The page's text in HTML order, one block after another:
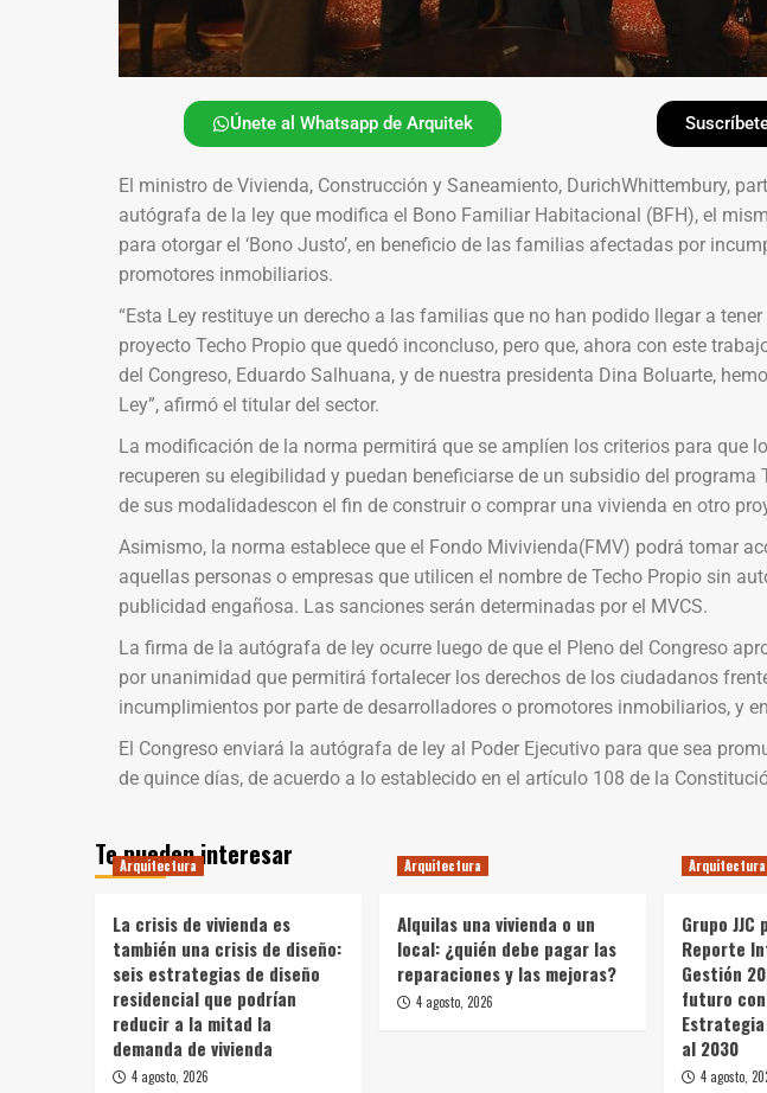
Únete al Whatsapp de Arquitek
El ministro de Vivienda, Construcción y Saneamiento, DurichWhittembury,
autógrafa de la ley que modifica el Bono Familiar Habitacional (BFH), el
para otorgar el ‘Bono Justo’, en beneficio de las familias afectadas por
promotores inmobiliarios.
“Esta Ley restituye un derecho a las familias que no han podido llegar a
proyecto Techo Propio que quedó inconcluso, pero que, ahora con este
del Congreso, Eduardo Salhuana, y de nuestra presidenta Dina Boluarte,
Ley”, afirmó el titular del sector.
La modificación de la norma permitirá que se amplíen los criterios para que
recuperen su elegibilidad y puedan beneficiarse de un subsidio del programa
de sus modalidadescon el fin de construir o comprar una vivienda en otro
Asimismo, la norma establece que el Fondo Mivivienda(FMV) podrá tomar
aquellas personas o empresas que utilicen el nombre de Techo Propio sin
publicidad engañosa. Las sanciones serán determinadas por el MVCS.
La firma de la autógrafa de ley ocurre luego de que el Pleno del Congreso
por unanimidad que permitirá fortalecer los derechos de los ciudadanos
incumplimientos por parte de desarrolladores o promotores inmobiliarios, y
El Congreso enviará la autógrafa de ley al Poder Ejecutivo para que sea
de quince días, de acuerdo a lo establecido en el artículo 108 de la
Te pueden interesar
Arquitectura
La crisis de vivienda es
también una crisis de diseño:
seis estrategias de diseño
residencial que podrían
reducir a la mitad la
demanda de vivienda
4 agosto, 2026
Arquitectura
Alquilas una vivienda o un
local: ¿quién debe pagar las
reparaciones y las mejoras?
4 agosto, 2026
Arquitectura
Grupo
Reporte
Gestión
futuro
al 2030
4 agosto,